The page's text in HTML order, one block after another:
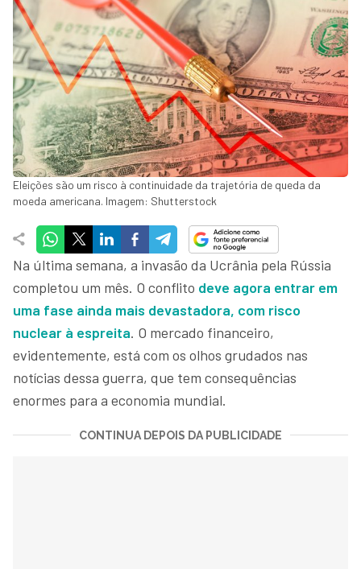
Eleições são um risco à continuidade da trajetória de queda da
moeda americana. Imagem: Shutterstock
Na última semana, a invasão da Ucrânia pela Rússia
completou um mês. O conflito deve agora entrar em
uma fase ainda mais devastadora, com risco
nuclear à espreita. O mercado financeiro,
evidentemente, está com os olhos grudados nas
notícias dessa guerra, que tem consequências
enormes para a economia mundial.
CONTINUA DEPOIS DA PUBLICIDADE